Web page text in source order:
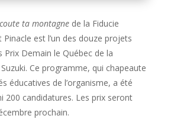
ta montagnede la Fiducie
est l’un des douze projets
Prix Demain le Québec de la
Ce programme, qui chapeaute
éducatives de l’organisme, a été
200 candidatures. Les prix seront
prochain.